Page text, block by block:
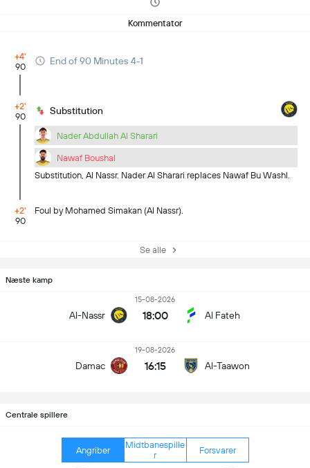
Kommentator
+4'
90
End of 90 Minutes 4-1
+2'
90
Substitution
Nader Abdullah Al Sharari
Nawaf Boushal
Substitution, Al Nassr. Nader Al Sharari replaces Nawaf Bu Washl.
+2'
90
Foul by Mohamed Simakan (Al Nassr).
Se alle
Næste kamp
Al-Nassr
15-08-2026
18:00 Al Fateh
Damac
19-08-2026
16:15 Al-Taawon
Centrale spillere
Angriber
Midtbanespille
r
Forsvarer